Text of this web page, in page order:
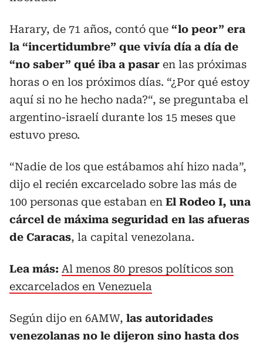
Harary, de 71 años, contó que “lo peor” era
la “incertidumbre” que vivía día a día de
“no saber” qué iba a pasar en las próximas
horas o en los próximos días. “¿Por qué estoy
aquí si no he hecho nada?“, se preguntaba el
argentino-israelí durante los 15 meses que
estuvo preso.
“Nadie de los que estábamos ahí hizo nada”,
dijo el recién excarcelado sobre las más de
100 personas que estaban en El Rodeo I, una
cárcel de máxima seguridad en las afueras
de Caracas, la capital venezolana.
Lea más: Al menos 80 presos políticos son
excarcelados en Venezuela
Según dijo en 6AMW, las autoridades
venezolanas no le dijeron sino hasta dos